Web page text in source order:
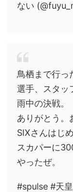
ない
鳥栖まで行っ
選手、スタッ
雨中の決戦。
ありがとう。
SIXさんはじ
スカパーに
やったぜ。
#spulse #天